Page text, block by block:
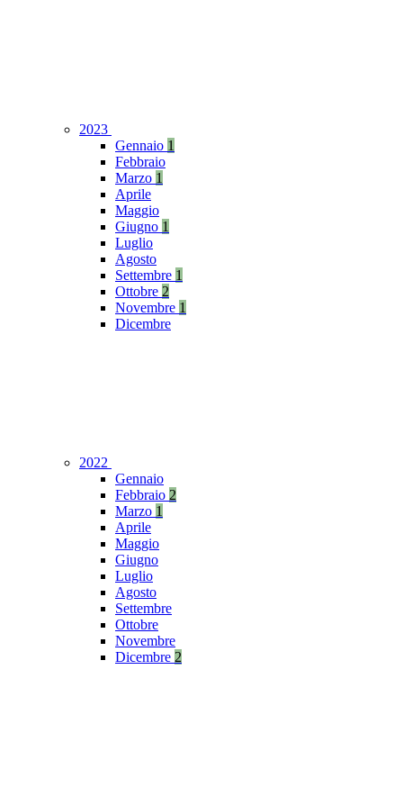
2023
Gennaio 1
Febbraio
Marzo 1
Aprile
Maggio
Giugno 1
Luglio
Agosto
Settembre 1
Ottobre 2
Novembre 1
Dicembre
2022
Gennaio
Febbraio 2
Marzo 1
Aprile
Maggio
Giugno
Luglio
Agosto
Settembre
Ottobre
Novembre
Dicembre 2